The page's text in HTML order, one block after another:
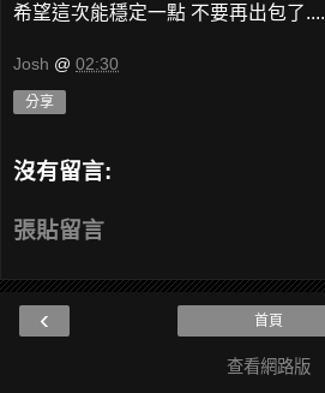
希望這次能穩定一點 不要再出包了....
Josh @ 02:30
分享
沒有留言:
張貼留言
‹ 首頁
查看網路版